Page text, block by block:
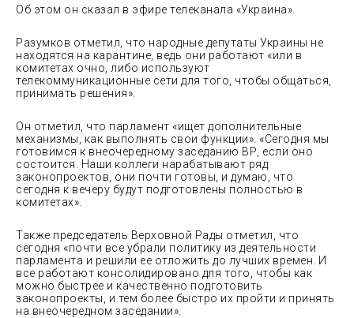
Об этом он сказал в эфире телеканала «Украина».
Разумков отметил, что народные депутаты Украины не
находятся на карантине, ведь они работают «или в
комитетах очно, либо используют
телекоммуникационные сети для того, чтобы общаться,
принимать решения».
Он отметил, что парламент «ищет дополнительные
механизмы, как выполнять свои функции». «Сегодня мы
готовимся к внеочередному заседанию ВР, если оно
состоится. Наши коллеги нарабатывают ряд
законопроектов, они почти готовы, и думаю, что
сегодня к вечеру будут подготовлены полностью в
комитетах».
Также председатель Верховной Рады отметил, что
сегодня «почти все убрали политику из деятельности
парламента и решили ее отложить до лучших времен. И
все работают консолидировано для того, чтобы как
можно быстрее и качественно подготовить
законопроекты, и тем более быстро их пройти и принять
на внеочередном заседании».